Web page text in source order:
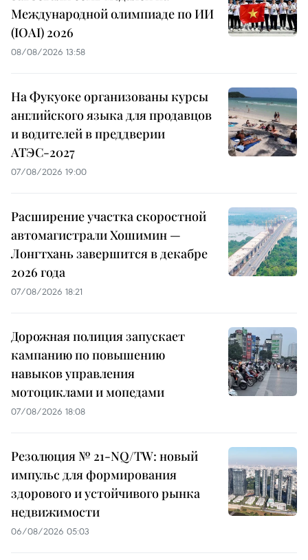
Международной олимпиаде по ИИ
(IOAI) 2026
08/08/2026 13:58
На Фукуоке организованы курсы
английского языка для продавцов
и водителей в преддверии
АТЭС-2027
07/08/2026 19:00
Расширение участка скоростной
автомагистрали Хошимин —
Лонгтхань завершится в декабре
2026 года
07/08/2026 18:21
Дорожная полиция запускает
кампанию по повышению
навыков управления
мотоциклами и мопедами
07/08/2026 18:08
Резолюция № 21-NQ/TW: новый
импульс для формирования
здорового и устойчивого рынка
недвижимости
06/08/2026 05:03